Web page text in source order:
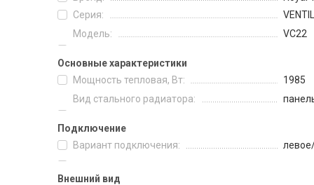
Серия:
Модель:
VC22
Основные характеристики
Мощность тепловая, Вт:
1985
Вид стального радиатора:
Подключение
Вариант подключения:
Внешний вид